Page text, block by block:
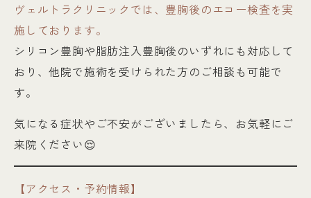
ヴェルトラクリニックでは、豊胸後のエコー検査を実
施しております。
シリコン豊胸や脂肪注入豊胸後のいずれにも対応して
おり、他院で施術を受けられた方のご相談も可能で
す。
気になる症状やご不安がございましたら、お気軽にご
来院ください😌
【アクセス・予約情報】